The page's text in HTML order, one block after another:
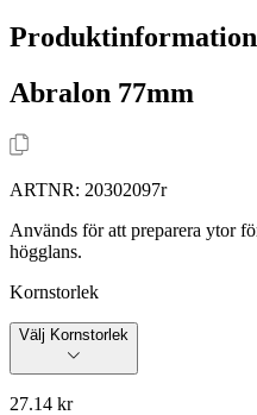
Produktinformation
Abralon 77mm
ARTNR: 20302097r
Används för att preparera ytor
högglans.
Kornstorlek
Välj Kornstorlek
27.14 kr